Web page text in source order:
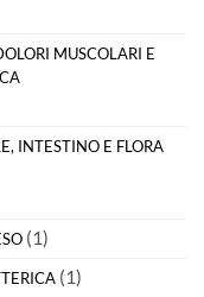
MUSCOLARI E
INTESTINO E FLORA
(1)
(1)